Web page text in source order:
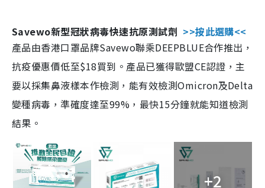
Savewo新型冠狀病毒快速抗原測試劑 >>按此選購<<
產品由香港口罩品牌Savewo聯乘DEEPBLUE合作推出，
抗疫優惠價低至$18買到。產品已獲得歐盟CE認證，主
要以採集鼻液樣本作檢測，能有效檢測Omicron及Delta
變種病毒，準確度達至99%，最快15分鐘就能知道檢測
結果。
+2